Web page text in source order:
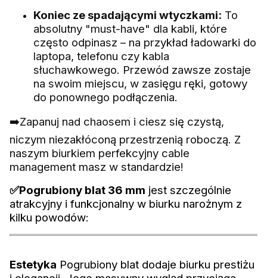
Koniec ze spadającymi wtyczkami: To
absolutny "must-have" dla kabli, które
często odpinasz – na przykład ładowarki do
laptopa, telefonu czy kabla
słuchawkowego. Przewód zawsze zostaje
na swoim miejscu, w zasięgu ręki, gotowy
do ponownego podłączenia.
➡️Zapanuj nad chaosem i ciesz się czystą,
niczym niezakłóconą przestrzenią roboczą. Z
naszym biurkiem perfekcyjny cable
management masz w standardzie!
✅Pogrubiony blat 36 mm jest szczególnie
atrakcyjny i funkcjonalny w biurku narożnym z
kilku powodów:
Estetyka Pogrubiony blat dodaje biurku prestiżu